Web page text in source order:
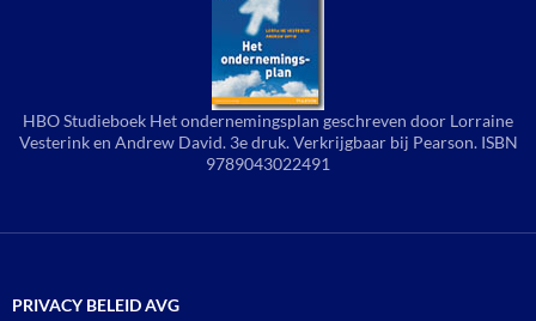
HBO Studieboek Het ondernemingsplan geschreven door Lorraine
Vesterink en Andrew David. 3e druk. Verkrijgbaar bij Pearson. ISBN
9789043022491
PRIVACY BELEID AVG